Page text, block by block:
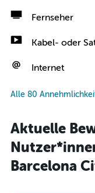
Fernseher
Kabel- oder
Internet
Alle 80
Aktuelle
Barcelona